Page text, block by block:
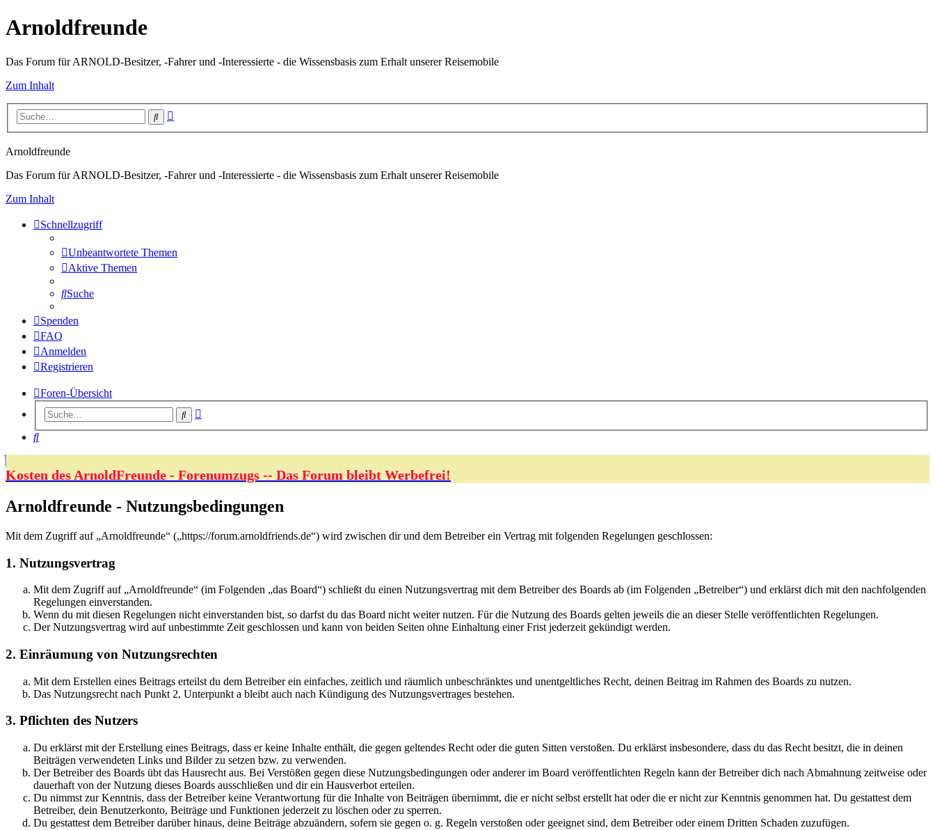
Arnoldfreunde
Das Forum für ARNOLD-Besitzer, -Fahrer und -Interessierte - die Wissensbasis zum Erhalt unserer Reisemobile
Zum Inhalt
Suche
Arnoldfreunde
Das Forum für ARNOLD-Besitzer, -Fahrer und -Interessierte - die Wissensbasis zum Erhalt unserer Reisemobile
Zum Inhalt
Schnellzugriff
Unbeantwortete Themen
Aktive Themen
Suche
Spenden
FAQ
Anmelden
Registrieren
Foren-Übersicht
Suche
Suche
Kosten des ArnoldFreunde - Forenumzugs -- Das Forum bleibt Werbefrei!
Arnoldfreunde - Nutzungsbedingungen
Mit dem Zugriff auf „Arnoldfreunde“ („https://forum.arnoldfriends.de“) wird zwischen dir und dem Betreiber ein Vertrag mit folgenden Regelungen geschlossen:
1. Nutzungsvertrag
Mit dem Zugriff auf „Arnoldfreunde“ (im Folgenden „das Board“) schließt du einen Nutzungsvertrag mit dem Betreiber des Boards ab (im Folgenden „Betreiber“) und erklärst dich mit den nachfolgenden
Regelungen einverstanden.
Wenn du mit diesen Regelungen nicht einverstanden bist, so darfst du das Board nicht weiter nutzen. Für die Nutzung des Boards gelten jeweils die an dieser Stelle veröffentlichten Regelungen.
Der Nutzungsvertrag wird auf unbestimmte Zeit geschlossen und kann von beiden Seiten ohne Einhaltung einer Frist jederzeit gekündigt werden.
2. Einräumung von Nutzungsrechten
Mit dem Erstellen eines Beitrags erteilst du dem Betreiber ein einfaches, zeitlich und räumlich unbeschränktes und unentgeltliches Recht, deinen Beitrag im Rahmen des Boards zu nutzen.
Das Nutzungsrecht nach Punkt 2, Unterpunkt a bleibt auch nach Kündigung des Nutzungsvertrages bestehen.
3. Pflichten des Nutzers
Du erklärst mit der Erstellung eines Beitrags, dass er keine Inhalte enthält, die gegen geltendes Recht oder die guten Sitten verstoßen. Du erklärst insbesondere, dass du das Recht besitzt, die in deinen
Beiträgen verwendeten Links und Bilder zu setzen bzw. zu verwenden.
Der Betreiber des Boards übt das Hausrecht aus. Bei Verstößen gegen diese Nutzungsbedingungen oder anderer im Board veröffentlichten Regeln kann der Betreiber dich nach Abmahnung zeitweise oder
dauerhaft von der Nutzung dieses Boards ausschließen und dir ein Hausverbot erteilen.
Du nimmst zur Kenntnis, dass der Betreiber keine Verantwortung für die Inhalte von Beiträgen übernimmt, die er nicht selbst erstellt hat oder die er nicht zur Kenntnis genommen hat. Du gestattest dem
Betreiber, dein Benutzerkonto, Beiträge und Funktionen jederzeit zu löschen oder zu sperren.
Du gestattest dem Betreiber darüber hinaus, deine Beiträge abzuändern, sofern sie gegen o. g. Regeln verstoßen oder geeignet sind, dem Betreiber oder einem Dritten Schaden zuzufügen.